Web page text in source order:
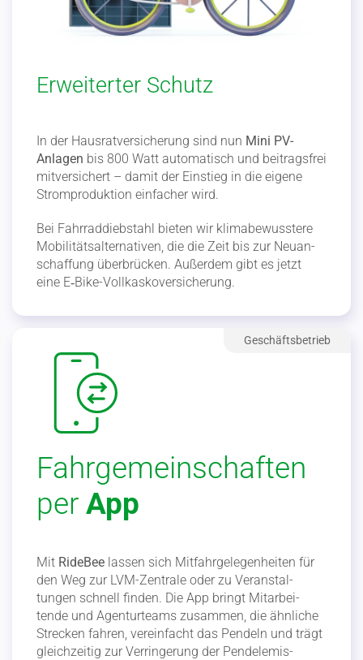
Erweiterter Schutz
In der Hausrat­ver­si­cherung sind nun Mini PV-
Anlagen bis 800 Watt automa­tisch und beitragsfrei
mitver­si­chert – damit der Einstieg in die eigene
Strom­pro­duktion einfacher wird.
Bei Fahrrad­dieb­stahl bieten wir klima­be­wusstere
Mobili­täts­al­ter­na­tiven, die die Zeit bis zur Neuan­
schaffung überbrücken. Außerdem gibt es jetzt
eine E‑Bike-Vollkas­ko­ver­si­cherung.
Fahrgemeinschaften
per App
Mit RideBee lassen sich Mitfahr­ge­le­gen­heiten für
den Weg zur LVM-Zentrale oder zu Veran­stal­
tungen schnell finden. Die App bringt Mitar­bei­
tende und Agentur­teams zusammen, die ähnliche
Strecken fahren, verein­facht das Pendeln und trägt
gleich­zeitig zur Verrin­gerung der Pendel­emis­